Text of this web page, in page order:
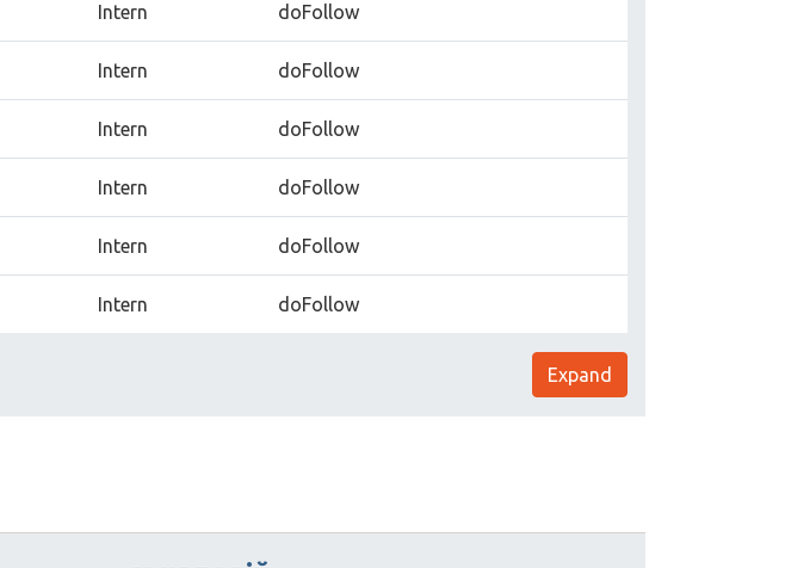
Intern doFollow
Intern doFollow
Intern doFollow
Intern doFollow
Intern doFollow
Intern doFollow
Expand